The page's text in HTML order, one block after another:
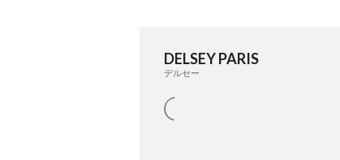
DELSEY PARIS
デルセー